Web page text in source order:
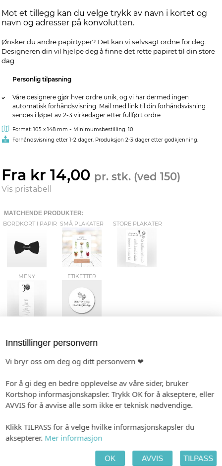
Mot et tillegg kan du velge trykk av navn i kortet og
navn og adresser på konvolutten.
Ønsker du andre papirtyper? Det kan vi selvsagt ordne for deg.
Designeren din vil hjelpe deg å finne det rette papiret til din store
dag
Personlig tilpasning
Våre designere gjør hver ordre unik, og vi har dermed ingen
automatisk forhåndsvisning. Mail med link til din forhåndsvisning
sendes i løpet av 2-3 virkedager etter fullført ordre
Format: 105 x 148 mm - Minimumsbestilling: 10
Forhåndsvisning etter 1-2 dager. Produksjon 2-3 dager etter godkjenning.
Fra kr 14,00 pr. stk. (ved 150)
Vis pristabell
MATCHENDE PRODUKTER:
BORDKORT I PAPIR SMÅ PLAKATER STORE PLAKATER
MENY ETIKETTER
Ingen
Hvitt, bestrøket
Innstillinger personvern
Vi bryr oss om deg og ditt personvern ❤
For å gi deg en bedre opplevelse av våre sider, bruker
Kortshop informasjonskapsler. Trykk OK for å akseptere, eller
AVVIS for å avvise alle som ikke er teknisk nødvendige.
Klikk TILPASS for å velge hvilke informasjonskapsler du
aksepterer. Mer informasjon
OK AVVIS TILPASS